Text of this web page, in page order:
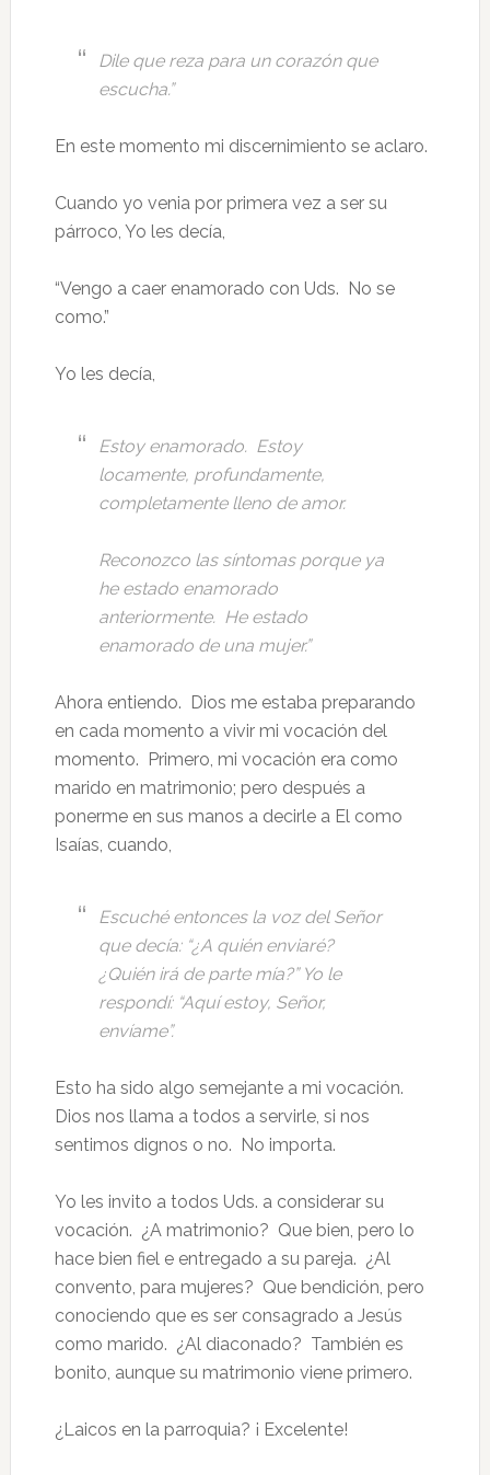
Dile que reza para un corazón que
escucha.”
En este momento mi discernimiento se aclaro.
Cuando yo venia por primera vez a ser su
párroco, Yo les decía,
“Vengo a caer enamorado con Uds. No se
como.”
Yo les decía,
Estoy enamorado. Estoy
locamente, profundamente,
completamente lleno de amor.
Reconozco las síntomas porque ya
he estado enamorado
anteriormente. He estado
enamorado de una mujer.”
Ahora entiendo. Dios me estaba preparando
en cada momento a vivir mi vocación del
momento. Primero, mi vocación era como
marido en matrimonio; pero después a
ponerme en sus manos a decirle a El como
Isaías, cuando,
Escuché entonces la voz del Señor
que decía: “¿A quién enviaré?
¿Quién irá de parte mía?” Yo le
respondí: “Aquí estoy, Señor,
envíame”.
Esto ha sido algo semejante a mi vocación.
Dios nos llama a todos a servirle, si nos
sentimos dignos o no. No importa.
Yo les invito a todos Uds. a considerar su
vocación. ¿A matrimonio? Que bien, pero lo
hace bien fiel e entregado a su pareja. ¿Al
convento, para mujeres? Que bendición, pero
conociendo que es ser consagrado a Jesús
como marido. ¿Al diaconado? También es
bonito, aunque su matrimonio viene primero.
¿Laicos en la parroquia? ¡ Excelente!